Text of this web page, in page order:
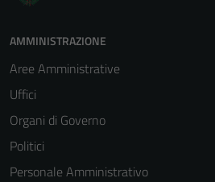
AMMINISTRAZIONE
Aree Amministrative
Uffici
Organi di Governo
Politici
Personale Amministrativo